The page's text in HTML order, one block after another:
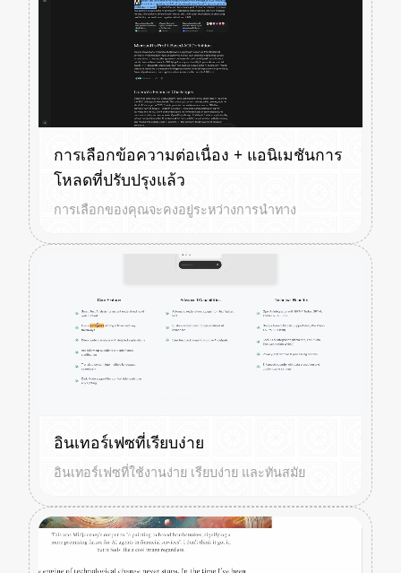
การเลือกข้อความต่อเนื่อง + แอนิเมชันการ
โหลดที่ปรับปรุงแล้ว
การเลือกของคุณจะคงอยู่ระหว่างการนำทาง
อินเทอร์เฟซที่เรียบง่าย
อินเทอร์เฟซที่ใช้งานง่าย เรียบง่าย และทันสมัย